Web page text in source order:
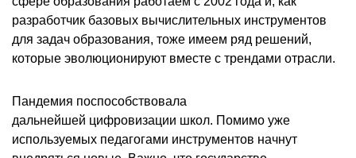
разработчик базовых вычислительных инструментов
для задач образования, тоже имеем ряд решений,
которые эволюционируют вместе с трендами отрасли.
Пандемия поспособствовала
дальнейшей цифровизации школ. Помимо уже
используемых педагогами инструментов начнут